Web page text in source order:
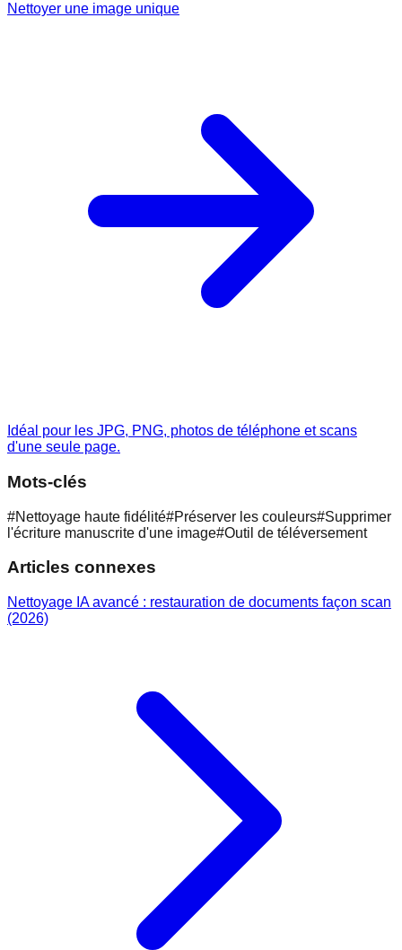
Nettoyer une image unique
Idéal pour les JPG, PNG, photos de téléphone et scans
d'une seule page.
Mots-clés
#Nettoyage haute fidélité#Préserver les couleurs#Supprimer
l'écriture manuscrite d'une image#Outil de téléversement
Articles connexes
Nettoyage IA avancé : restauration de documents façon scan
(2026)